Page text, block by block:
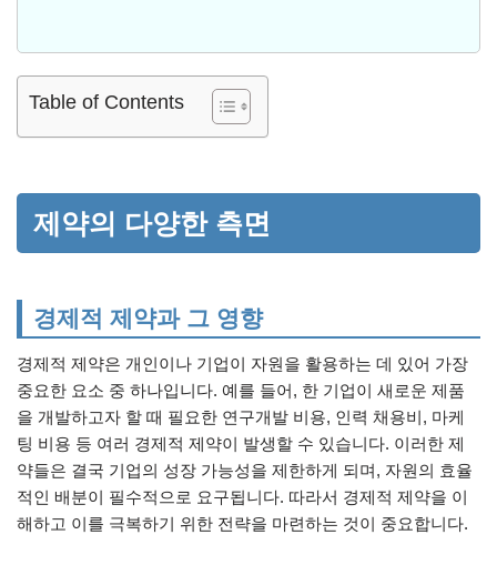
Table of Contents
제약의 다양한 측면
경제적 제약과 그 영향
경제적 제약은 개인이나 기업이 자원을 활용하는 데 있어 가장
중요한 요소 중 하나입니다. 예를 들어, 한 기업이 새로운 제품
을 개발하고자 할 때 필요한 연구개발 비용, 인력 채용비, 마케
팅 비용 등 여러 경제적 제약이 발생할 수 있습니다. 이러한 제
약들은 결국 기업의 성장 가능성을 제한하게 되며, 자원의 효율
적인 배분이 필수적으로 요구됩니다. 따라서 경제적 제약을 이
해하고 이를 극복하기 위한 전략을 마련하는 것이 중요합니다.